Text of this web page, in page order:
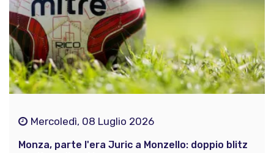
Mercoledì, 08 Luglio 2026
Monza, parte l'era Juric a Monzello: doppio blitz